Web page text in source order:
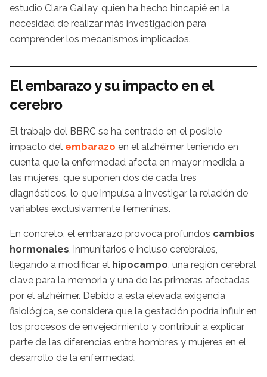
estudio Clara Gallay, quien ha hecho hincapié en la
necesidad de realizar más investigación para
comprender los mecanismos implicados.
El embarazo y su impacto en el
cerebro
El trabajo del BBRC se ha centrado en el posible
impacto del embarazo en el alzhéimer teniendo en
cuenta que la enfermedad afecta en mayor medida a
las mujeres, que suponen dos de cada tres
diagnósticos, lo que impulsa a investigar la relación de
variables exclusivamente femeninas.
En concreto, el embarazo provoca profundos cambios
hormonales, inmunitarios e incluso cerebrales,
llegando a modificar el hipocampo, una región cerebral
clave para la memoria y una de las primeras afectadas
por el alzhéimer. Debido a esta elevada exigencia
fisiológica, se considera que la gestación podría influir en
los procesos de envejecimiento y contribuir a explicar
parte de las diferencias entre hombres y mujeres en el
desarrollo de la enfermedad.